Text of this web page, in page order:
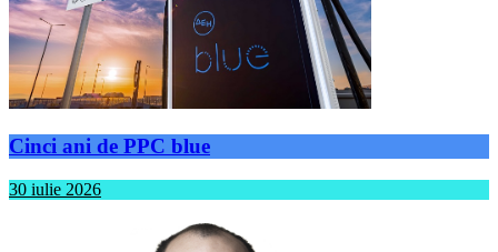
Cinci ani de PPC blue
30 iulie 2026